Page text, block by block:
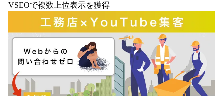
VSEOで複数上位表示を獲得